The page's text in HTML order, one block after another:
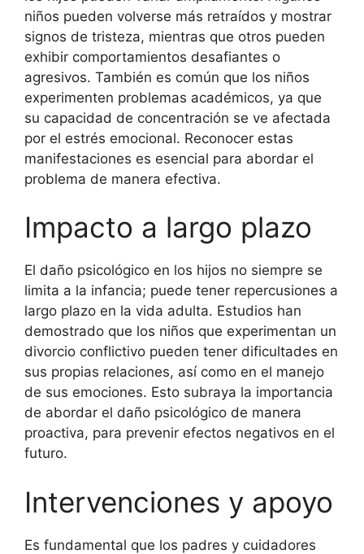
niños pueden volverse más retraídos y mostrar
signos de tristeza, mientras que otros pueden
exhibir comportamientos desafiantes o
agresivos. También es común que los niños
experimenten problemas académicos, ya que
su capacidad de concentración se ve afectada
por el estrés emocional. Reconocer estas
manifestaciones es esencial para abordar el
problema de manera efectiva.
Impacto a largo plazo
El daño psicológico en los hijos no siempre se
limita a la infancia; puede tener repercusiones a
largo plazo en la vida adulta. Estudios han
demostrado que los niños que experimentan un
divorcio conflictivo pueden tener dificultades en
sus propias relaciones, así como en el manejo
de sus emociones. Esto subraya la importancia
de abordar el daño psicológico de manera
proactiva, para prevenir efectos negativos en el
futuro.
Intervenciones y apoyo
Es fundamental que los padres y cuidadores